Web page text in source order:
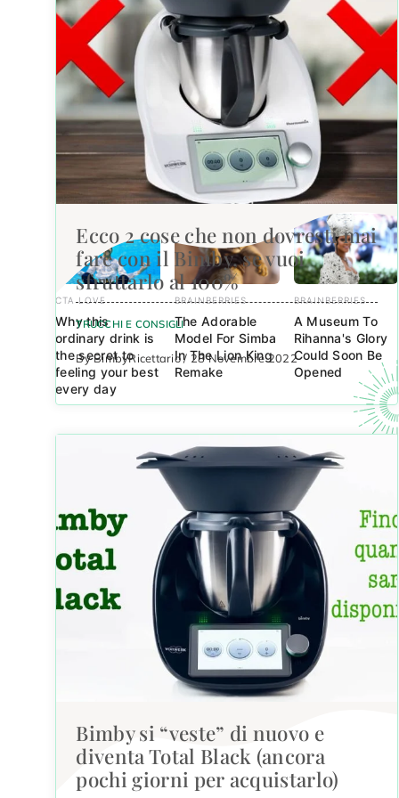
BRAINBERRIES
From Baddies To
Sweethearts:
These 9
Actresses Can
Do It All
BRAINBERRIES
Remember
These Iconic
'90s Couples?
See The List
That Defined A
Generation
CTA FAVORITE
Why this
ordinary drink is
the secret to
feeling your best
every day
CTA LOVE
Why this
ordinary drink is
the secret to
feeling your best
every day
BRAINBERRIES
The Adorable
Model For Simba
In The Lion King
Remake
BRAINBERRIES
A Museum To
Rihanna's Glory
Could Soon Be
Opened
Ecco 2 cose che non dovresti mai
fare con il Bimby, se vuoi
sfruttarlo al 100%
TRUCCHI E CONSIGLI
By BimbyRicettario / 28 Novembre 2022
Bimby si “veste” di nuovo e
diventa Total Black (ancora
pochi giorni per acquistarlo)